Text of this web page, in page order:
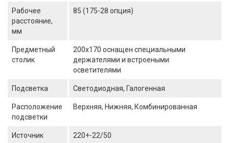
Рабочее
расстояние,
мм
85 (175-28 опция)
Предметный
столик
200х170 оснащен специальными
держателями и встроеными
осветителями
Подсветка Светодиодная, Галогенная
Расположение
подсветки
Верхняя, Нижняя, Комбинированная
Источник
220+-22/50